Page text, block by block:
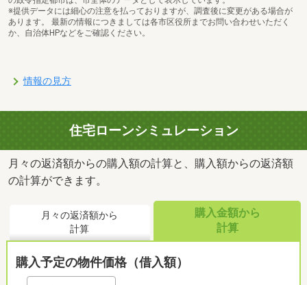
※提供データには細心の注意を払っておりますが、調査後に変更がある場合が
あります。 最新の情報につきましては各市区役所までお問い合わせいただく
か、自治体HPなどをご確認ください。
情報の見方
住宅ローンシミュレーション
月々の返済額からの購入額の計算と、購入額からの返済額
の計算ができます。
月々の返済額から
計算
購入金額から
計算
購入予定の物件価格（借入額）